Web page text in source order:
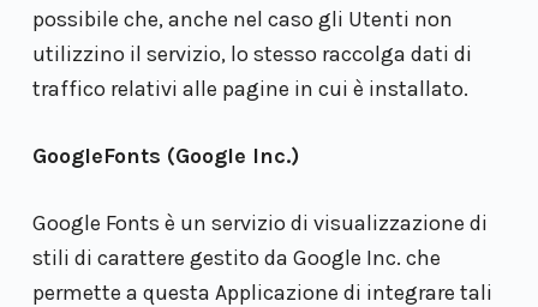
possibile che, anche nel caso gli Utenti non
utilizzino il servizio, lo stesso raccolga dati di
traffico relativi alle pagine in cui è installato.
GoogleFonts (Google Inc.)
Google Fonts è un servizio di visualizzazione di
stili di carattere gestito da Google Inc. che
permette a questa Applicazione di integrare tali